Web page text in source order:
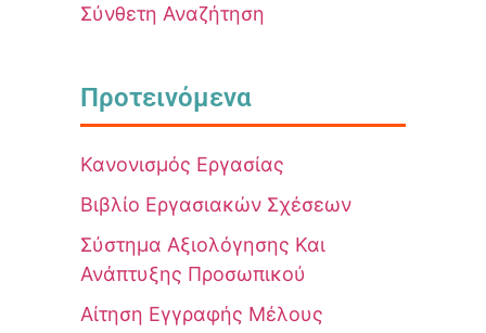
Σύνθετη Αναζήτηση
Προτεινόμενα
Κανονισμός Εργασίας
Βιβλίο Εργασιακών Σχέσεων
Σύστημα Αξιολόγησης Και
Ανάπτυξης Προσωπικού
Αίτηση Εγγραφής Μέλους